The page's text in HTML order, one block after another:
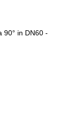
90° in DN60 -